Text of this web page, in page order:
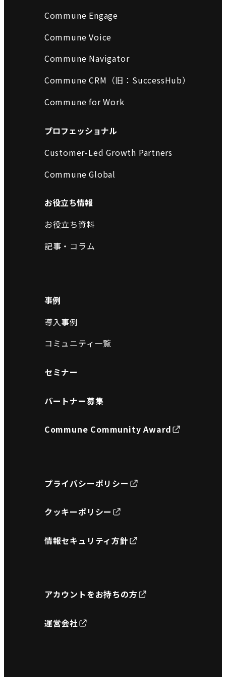
Commune Engage
Commune Voice
Commune Navigator
Commune CRM（旧：SuccessHub）
Commune for Work
プロフェッショナル
Customer-Led Growth Partners
Commune Global
お役立ち情報
お役立ち資料
記事・コラム
事例
導入事例
コミュニティ一覧
セミナー
パートナー募集
Commune Community Award
プライバシーポリシー
クッキーポリシー
情報セキュリティ方針
アカウントをお持ちの方
運営会社